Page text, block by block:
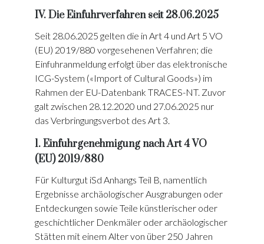
IV. Die Einfuhrverfahren seit 28.06.2025
Seit 28.06.2025 gelten die in Art 4 und Art 5 VO
(EU) 2019/880 vorgesehenen Verfahren; die
Einfuhranmeldung erfolgt über das elektronische
ICG-System («Import of Cultural Goods») im
Rahmen der EU-Datenbank TRACES-NT. Zuvor
galt zwischen 28.12.2020 und 27.06.2025 nur
das Verbringungsverbot des Art 3.
1. Einfuhrgenehmigung nach Art 4 VO
(EU) 2019/880
Für Kulturgut iSd Anhangs Teil B, namentlich
Ergebnisse archäologischer Ausgrabungen oder
Entdeckungen sowie Teile künstlerischer oder
geschichtlicher Denkmäler oder archäologischer
Stätten mit einem Alter von über 250 Jahren